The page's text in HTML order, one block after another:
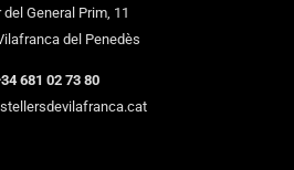
del General Prim, 11
del Penedès
681 02 73 80